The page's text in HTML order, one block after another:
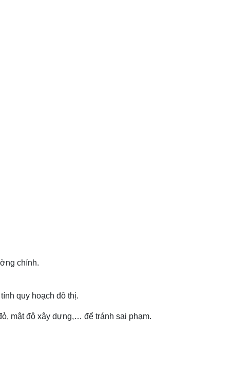
chính.
quy hoạch đô thị.
mật độ xây dựng,… để tránh sai phạm.